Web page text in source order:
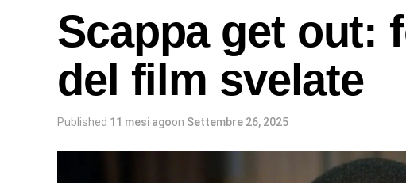
Scappa get out:
del film svelate
Published 11 mesi agoon Settembre 26, 2025